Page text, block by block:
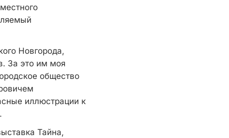
Новгорода,
За это им моя
общество
иллюстрации к
Тайна,